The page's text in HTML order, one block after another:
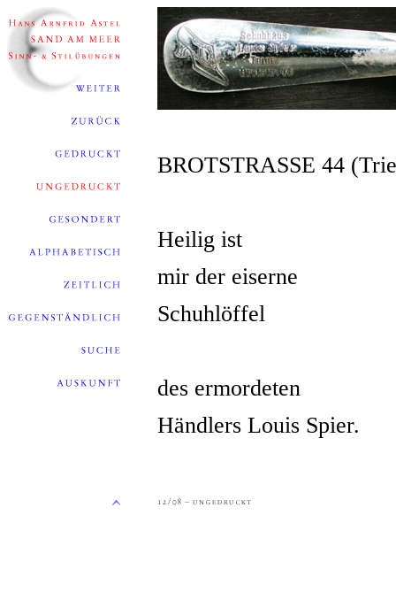
BROTSTRASSE 44
Heilig ist
mir der eiserne
Schuhlöffel
des ermordeten
Händlers Louis Spier.